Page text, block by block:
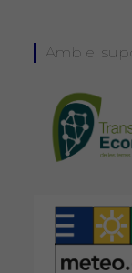
Amb el